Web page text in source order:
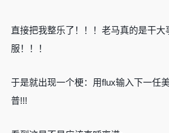
直接把我整乐了！！！老马真的是干
服！！！
于是就出现一个梗：用flux输入下一任
普!!!